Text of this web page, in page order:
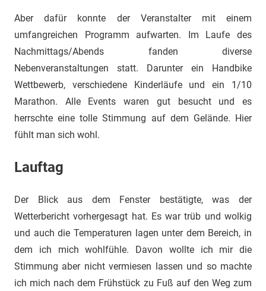
Aber dafür konnte der Veranstalter mit einem
umfangreichen Programm aufwarten. Im Laufe des
Nachmittags/Abends fanden diverse
Nebenveranstaltungen statt. Darunter ein Handbike
Wettbewerb, verschiedene Kinderläufe und ein 1/10
Marathon. Alle Events waren gut besucht und es
herrschte eine tolle Stimmung auf dem Gelände. Hier
fühlt man sich wohl.
Lauftag
Der Blick aus dem Fenster bestätigte, was der
Wetterbericht vorhergesagt hat. Es war trüb und wolkig
und auch die Temperaturen lagen unter dem Bereich, in
dem ich mich wohlfühle. Davon wollte ich mir die
Stimmung aber nicht vermiesen lassen und so machte
ich mich nach dem Frühstück zu Fuß auf den Weg zum